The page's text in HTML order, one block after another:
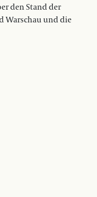
den Stand der
Warschau und die